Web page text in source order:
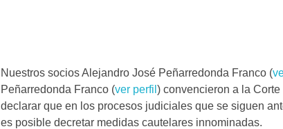
Nuestros socios Alejandro José Peñarredonda Franco (
Peñarredonda Franco (ver perfil) convencieron a la
declarar que en los procesos judiciales que se siguen
es posible decretar medidas cautelares innominadas.